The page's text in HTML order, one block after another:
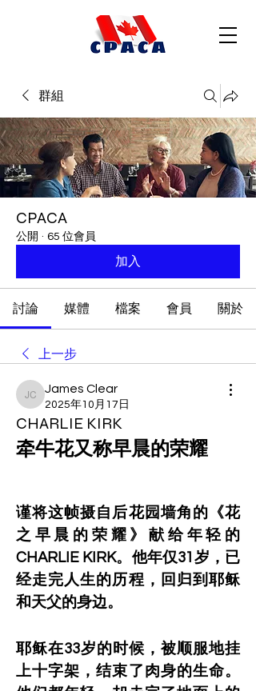
群組
CPACA
公開 · 65 位會員
加入
討論 媒體 檔案 會員 關於
上一步
James Clear
James Clear
2025年10月17日
CHARLIE KIRK
牵牛花又称早晨的荣耀
谨将这帧摄自后花园墙角的《花
之早晨的荣耀》献给年轻的
CHARLIE KIRK。他年仅31岁，已
经走完人生的历程，回归到耶稣
和天父的身边。
耶稣在33岁的时候，被顺服地挂
上十字架，结束了肉身的生命。